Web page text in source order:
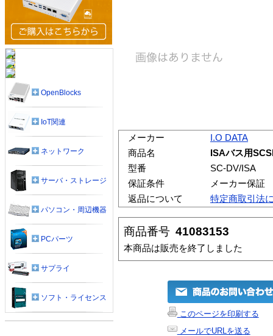
メーカー
I.O DATA
商品名
ISAバス用
型番
SC-DV/ISA
保証条件
メーカー保証
返品について
特定商取引法
商品番号 41083153
本商品は販売を終了しました
このページを印刷する
メールでURLを送る
OpenBlocks
IoT関連
ネットワーク
サーバ・ストレージ
パソコン・周辺機器
PCパーツ
サプライ
ソフト・ライセンス